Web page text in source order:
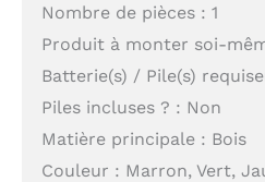
Nombre de pièces : 1
Produit à monter soi-
Batterie(s) / Pile(s)
Piles incluses ? : Non
Matière principale : Bois
Couleur : Marron, Vert,